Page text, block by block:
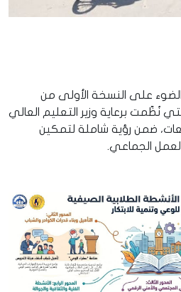
على النسخة الأولى من
نُظّمت برعاية وزير التعليم العالي
ضمن رؤية شاملة لتمكين
الجماعي.